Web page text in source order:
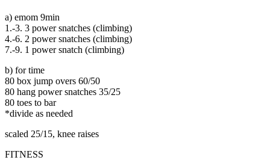
a) emom 9min
1.-3. 3 power snatches (climbing)
4.-6. 2 power snatches (climbing)
7.-9. 1 power snatch (climbing)
b) for time
80 box jump overs 60/50
80 hang power snatches 35/25
80 toes to bar
*divide as needed
scaled 25/15, knee raises
FITNESS